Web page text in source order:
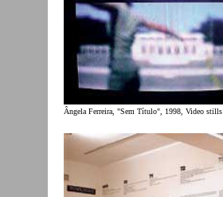
Ângela Ferreira, "Sem Título", 1998, Video stills